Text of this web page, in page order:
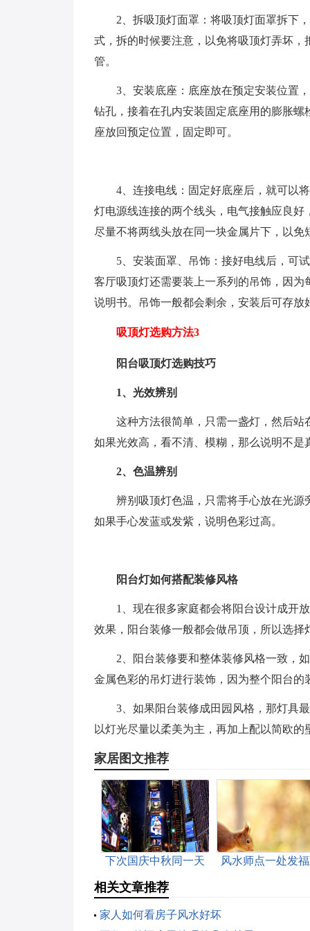
2、拆吸顶灯面罩：将吸顶灯面罩拆下
式，拆的时候要注意，以免将吸顶灯弄坏
管。
3、安装底座：底座放在预定安装位置
钻孔，接着在孔内安装固定底座用的膨胀
座放回预定位置，固定即可。
4、连接电线：固定好底座后，就可以
灯电源线连接的两个线头，电气接触应良
尽量不将两线头放在同一块金属片下，以免
5、安装面罩、吊饰：接好电线后，可
客厅吸顶灯还需要装上一系列的吊饰，因
说明书。吊饰一般都会剩余，安装后可存放
吸顶灯选购方法3
阳台吸顶灯选购技巧
1、光效辨别
这种方法很简单，只需一盏灯，然后
如果光效高，看不清、模糊，那么说明不
2、色温辨别
辨别吸顶灯色温，只需将手心放在光
如果手心发蓝或发紫，说明色彩过高。
阳台灯如何搭配装修风格
1、现在很多家庭都会将阳台设计成开
效果，阳台装修一般都会做吊顶，所以选择
2、阳台装修要和整体装修风格一致，
金属色彩的吊灯进行装饰，因为整个阳台的
3、如果阳台装修成田园风格，那灯具
以灯光尽量以柔美为主，再加上配以简欧
家居图文推荐
下次国庆中秋同一天
风水师点一处发
相关文章推荐
家人如何看房子风水好坏